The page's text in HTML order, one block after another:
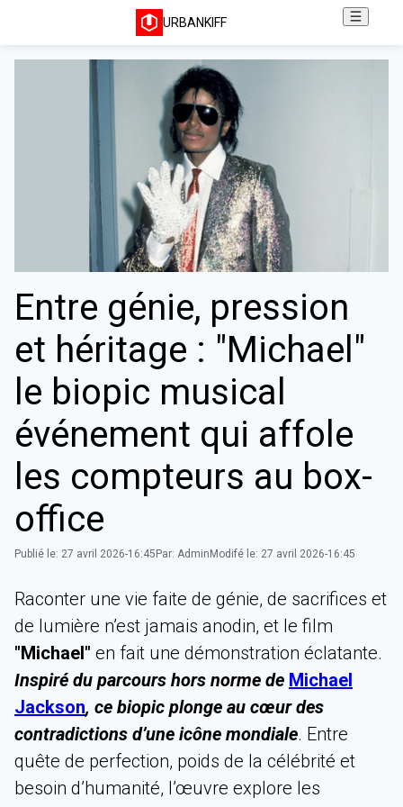
URBANKIFF
Entre génie, pression
et héritage : "Michael"
le biopic musical
événement qui affole
les compteurs au box-
office
Publié le: 27 avril 2026-16:45 Par: Admin Modifé le: 27 avril 2026-16:45
Raconter une vie faite de génie, de sacrifices et
de lumière n’est jamais anodin, et le film
"Michael" en fait une démonstration éclatante.
Inspiré du parcours hors norme de Michael
Jackson, ce biopic plonge au cœur des
contradictions d’une icône mondiale. Entre
quête de perfection, poids de la célébrité et
besoin d’humanité, l’œuvre explore les